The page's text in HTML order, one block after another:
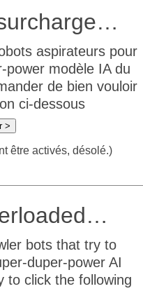
aspirateurs pour
power modèle IA du
de bien vouloir
ci-dessous
>
être activés, désolé.)
bots that try to
duper-power AI
to click the following